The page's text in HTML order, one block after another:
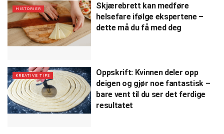
HISTORIER
Skjærebrett kan medføre
helsefare ifølge ekspertene –
dette må du få med deg
KREATIVE TIPS
Oppskrift: Kvinnen deler opp
deigen og gjør noe fantastisk –
bare vent til du ser det ferdige
resultatet